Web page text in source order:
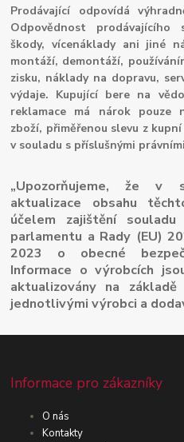
Prodávající odpovídá
Odpovědnost
škody, vícenáklady ani jiné
montáží, demontáží,
zisku, náklady na dopravu,
výdaje. Kupující bere na
reklamace má nárok pouze
zboží, přiměřenou slevu z
v souladu s příslušnými
„Upozorňujeme, že v
aktualizace obsahu
účelem zajištění souladu
parlamentu a Rady (EU)
2023 o obecné
Informace o výrobcích
aktualizovány na
jednotlivými výrobci a
Informace pro zákazníky
O nás
Kontakty